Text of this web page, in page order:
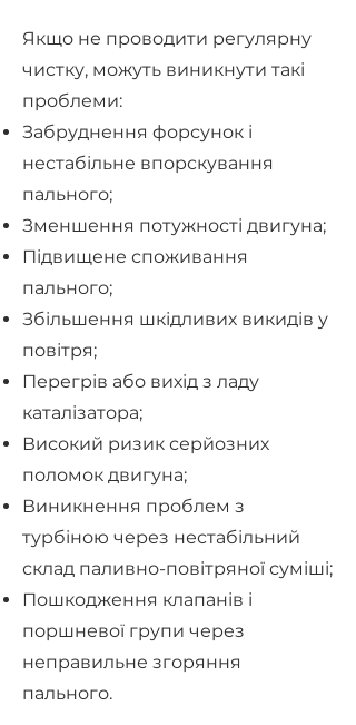
Якщо не проводити регулярну
чистку, можуть виникнути такі
проблеми:
Забруднення форсунок і
нестабільне впорскування
пального;
Зменшення потужності двигуна;
Підвищене споживання
пального;
Збільшення шкідливих викидів у
повітря;
Перегрів або вихід з ладу
каталізатора;
Високий ризик серйозних
поломок двигуна;
Виникнення проблем з
турбіною через нестабільний
склад паливно-повітряної суміші;
Пошкодження клапанів і
поршневої групи через
неправильне згоряння
пального.